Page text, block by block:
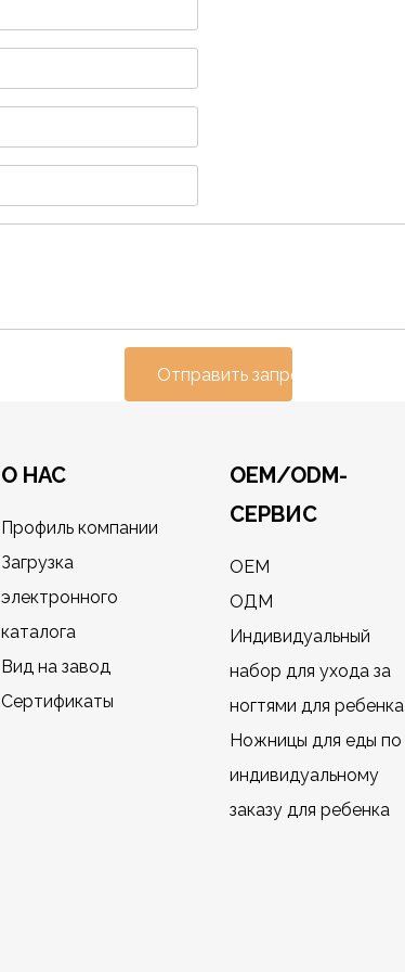
Отправить запрос
О НАС
Профиль компании
Загрузка
электронного
каталога
Вид на завод
Сертификаты
OEM/ODM-
СЕРВИС
OEM
ОДМ
Индивидуальный
набор для ухода за
ногтями для ребенка
Ножницы для еды по
индивидуальному
заказу для ребенка